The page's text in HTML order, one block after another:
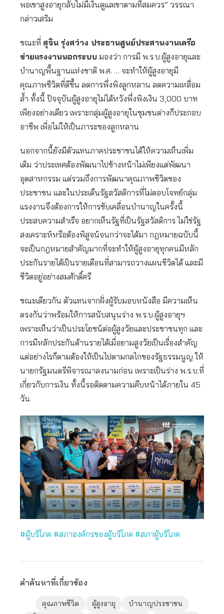
พอเขาสูงอายุกลับไม่มีเงินดูแลเขาตามที่สมควร” วรรณา
กล่าวเสริม
ขณะที่ สุจิน รุ่งสว่าง ประธานศูนย์ประสานงานเครือ
ข่ายแรงงานนอกระบบ มองว่า การมี พ.ร.บ.ผู้สูงอายุและ
บำนาญพื้นฐานแห่งชาติ พ.ศ. … จะทำให้ผู้สูงอายุมี
คุณภาพชีวิตที่ดีขึ้น ลดการพึ่งพิงลูกหลาน ลดความเหลื่อม
ล้ำ ทั้งนี้ ปัจจุบันผู้สูงอายุไม่ได้หวังพึ่งพิงเงิน 3,000 บาท
เพียงอย่างเดียว เพราะกลุ่มผู้สูงอายุในชุมชนต่างก็ประกอบ
อาชีพ เพื่อไม่ให้เป็นภาระของลูกหลาน
นอกจากนี้ยังมีตัวแทนภาคประชาชนได้ให้ความเห็นเพิ่ม
เติม ว่าประเทศต้องพัฒนาไปข้างหน้าไม่เพียงแต่พัฒนา
อุตสาหกรรม แต่รวมถึงการพัฒนาคุณภาพชีวิตของ
ประชาชน และในประเด็นรัฐสวัสดิการที่ไม่ตอบโจทย์กลุ่ม
แรงงานจึงต้องการให้การขับเคลื่อนบำนาญในครั้งนี้
ประสบความสำเร็จ อยากเห็นรัฐที่เป็นรัฐสวัสดิการ ไม่ใช่รัฐ
สงเคราะห์หรือต้องพิสูจน์จนกว่าจะได้มา กฎหมายฉบับนี้
จะเป็นกฎหมายสำคัญมากที่จะทำให้ผู้สูงอายุทุกคนมีหลัก
ประกันรายได้เป็นรายเดือนที่สามารถวางแผนชีวิตได้ และมี
ชีวิตอยู่อย่างสมศักดิ์ศรี
ขณะเดียวกัน ตัวแทนจากฝั่งผู้รับมอบหนังสือ มีความเห็น
ตรงกันว่าพร้อมให้การสนับสนุนร่าง พ.ร.บ.ผู้สูงอายุฯ
เพราะเห็นว่าเป็นประโยชน์ต่อผู้สูงวัยและประชาชนทุก และ
การมีหลักประกันด้านรายได้เมื่อยามสูงวัยเป็นเรื่องสำคัญ
แต่อย่างไรก็ตามต้องให้เป็นไปตามกลไกของรัฐธรรมนูญ ให้
นายกรัฐมนตรีพิจารณาลงนามก่อน เพราะเป็นร่าง พ.ร.บ.ที่
เกี่ยวกับการเงิน ทั้งนี้รอติดตามความคืบหน้าได้ภายใน 45
วัน
#ผู้บริโภค #สภาองค์กรของผู้บริโภค #สภาผู้บริโภค
คำค้นหาที่เกี่ยวข้อง
คุณภาพชีวิต ผู้สูงอายุ
บำนาญประชาชน